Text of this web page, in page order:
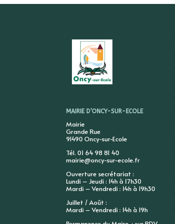
MAIRIE D’ONCY-SUR-ECOLE
Mairie
Grande Rue
91490 Oncy-sur-Ecole
Tél. 01 64 98 81 40
mairie@oncy-sur-ecole.fr
Ouverture secrétariat :
Lundi – Jeudi : 14h à 17h30
Mardi – Vendredi : 14h à 19h30
Juillet / Août :
Mardi – Vendredi : 14h à 19h